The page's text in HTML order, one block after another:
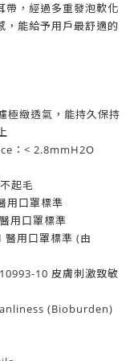
帶，經過多重發泡軟化
，能給予用戶最舒適的
極緻透氣，能持久保持
：< 2.8mmH2O
起毛
用口罩標準
用口罩標準
醫用口罩標準 (由
10 皮膚刺激致敏
(Bioburden)